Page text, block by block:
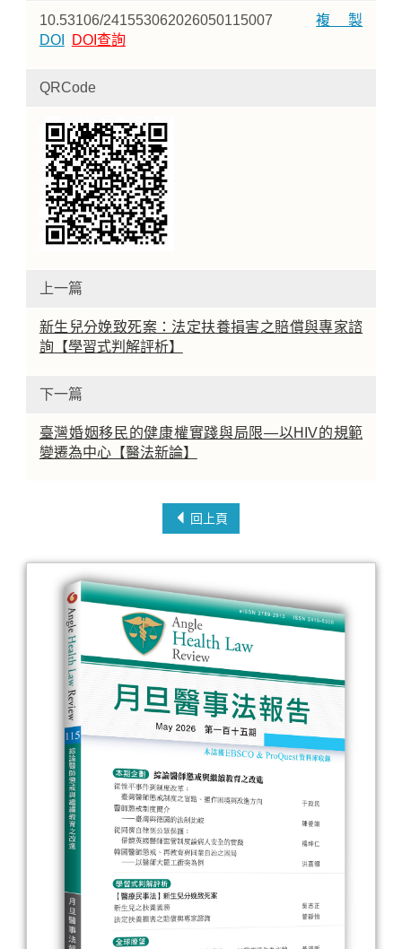
10.53106/241553062026050115007複製
DOI
DOI查詢
QRCode
上一篇
新生兒分娩致死案：法定扶養損害之賠償與專家諮
詢【學習式判解評析】
下一篇
臺灣婚姻移民的健康權實踐與局限—以HIV的規範
變遷為中心【醫法新論】
回上頁